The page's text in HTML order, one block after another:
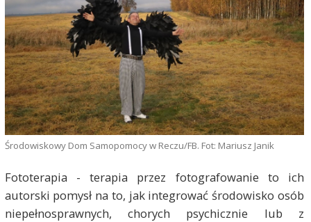
Środowiskowy Dom Samopomocy w Reczu/FB. Fot: Mariusz Janik
Fototerapia - terapia przez fotografowanie to ich
autorski pomysł na to, jak integrować środowisko osób
niepełnosprawnych, chorych psychicznie lub z